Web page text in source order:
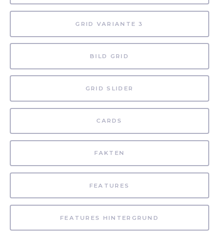
GRID VARIANTE 3
BILD GRID
GRID SLIDER
CARDS
FAKTEN
FEATURES
FEATURES HINTERGRUND